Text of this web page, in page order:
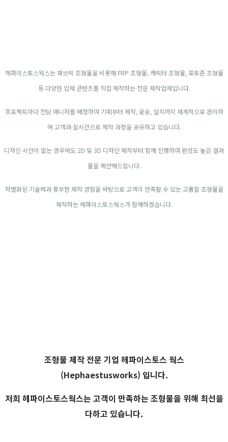
헤파이스토스웍스는 패브릭 조형물을 비롯해 FRP 조형물, 캐릭터 조형물, 포토존 조형물
등 다양한 입체 콘텐츠를 직접 제작하는 전문 제작업체입니다.
프로젝트마다 전담 매니저를 배정하여 기획부터 제작, 운송, 설치까지 체계적으로 관리하
며 고객과 실시간으로 제작 과정을 공유하고 있습니다.
디자인 시안이 없는 경우에도 2D 및 3D 디자인 제작부터 함께 진행하여 완성도 높은 결과
물을 제안해드립니다.
차별화된 기술력과 풍부한 제작 경험을 바탕으로 고객이 만족할 수 있는 고품질 조형물을
제작하는 헤파이스토스웍스가 함께하겠습니다.
조형물 제작 전문 기업 헤파이스토스 웍스
(Hephaestusworks) 입니다.
저희 헤파이스토스웍스는 고객이 만족하는 조형물을 위해 최선을
다하고 있습니다.